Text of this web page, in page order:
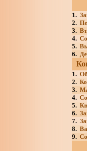
1.
2.
3.
4.
5.
6.
1.
2.
3.
4.
5.
6.
7.
8.
9.